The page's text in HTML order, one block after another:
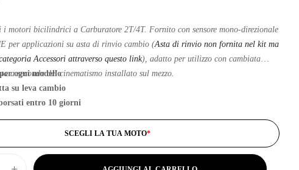
motori bicilindrici a Carburatore 2T/4T. Fornito con sensore mono-direzionale
per applicazioni su asta di rinvio cambio (Asta di rinvio non fornita nel kit ma
Accessori attraverso questo link), adatto per utilizzo con cambiata
a seconda del cinematismo installato sul mezzo.
ogni modello
su leva cambio
entro 10 giorni
15 giorni lavorativi in tutto il mondo
in Italia a prezzo pieno o per ordini oltre €180
con Klarna o PayPal
SCEGLI LA TUA MOTO*